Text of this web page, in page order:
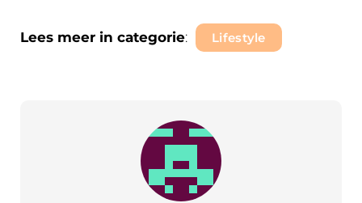
Lees meer in categorie: Lifestyle